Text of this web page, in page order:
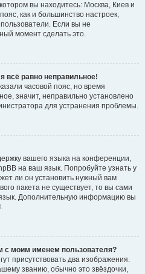
вы находитесь: Москва, Киев и
как и большинство настроек,
Если вы не
момент сделать это.
всё равно неправильное!
часовой пояс, но время
значит, неправильно установлено
для устранения проблемы.
вашего языка на конференции,
на ваш язык. Попробуйте узнать у
ли он установить нужный вам
пакета не существует, то вы сами
Дополнительную информацию вы
с моим именем пользователя?
присутствовать два изображения.
званию, обычно это звёздочки,